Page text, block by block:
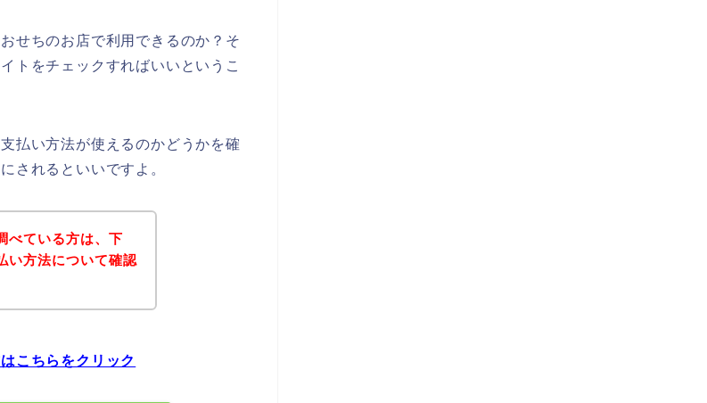
せちのお店で利用できるのか？そ
トをチェックすればいいというこ
払い方法が使えるのかどうかを確
されるといいですよ。
べている方は、下
い方法について確認
こちらをクリック